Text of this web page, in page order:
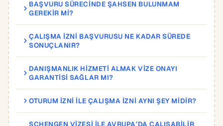
BAŞVURU SÜRECINDE ŞAHSEN BULUNMAM
GEREKIR MI?
ÇALIŞMA IZNI BAŞVURUSU NE KADAR SÜREDE
SONUÇLANIR?
DANIŞMANLIK HIZMETI ALMAK VIZE ONAYI
GARANTISI SAĞLAR MI?
OTURUM IZNI ILE ÇALIŞMA IZNI AYNI ŞEY MIDIR?
SCHENGEN VIZESI ILE AVRUPA’DA ÇALIŞABILIR